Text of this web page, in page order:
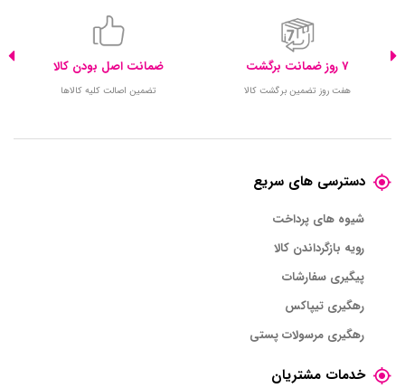
7 روز ضمانت برگشت
هفت روز تضمین برگشت کالا
ضمانت اصل بودن کالا
تضمین اصالت کلیه کالاها
دسترسی های سریع
شیوه های پرداخت
رویه بازگرداندن کالا
پیگیری سفارشات
رهگیری تیپاکس
رهگیری مرسولات پستی
خدمات مشتریان